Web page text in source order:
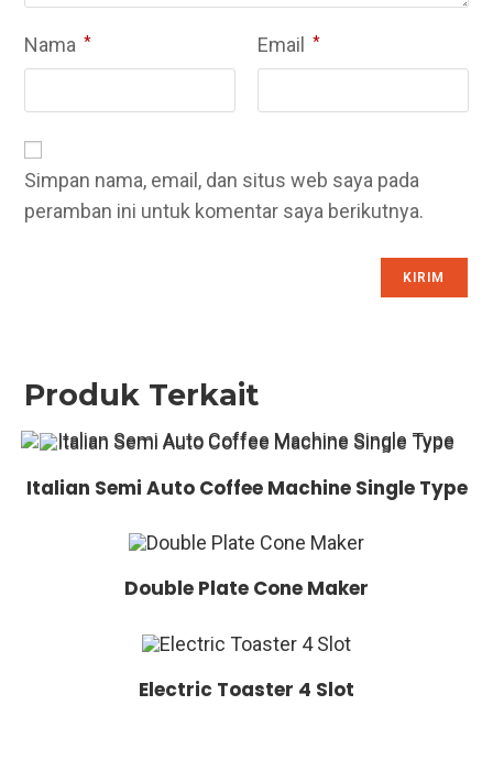
Nama * Email *
Simpan nama, email, dan situs web saya pada
peramban ini untuk komentar saya berikutnya.
Produk Terkait
Italian Semi Auto Coffee Machine Single Type
Double Plate Cone Maker
Electric Toaster 4 Slot